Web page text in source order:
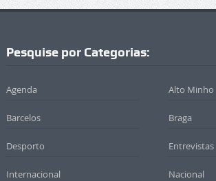
Pesquise por Categorias:
Agenda Alto Minho
Barcelos Braga
Desporto Entrevistas
Internacional Nacional